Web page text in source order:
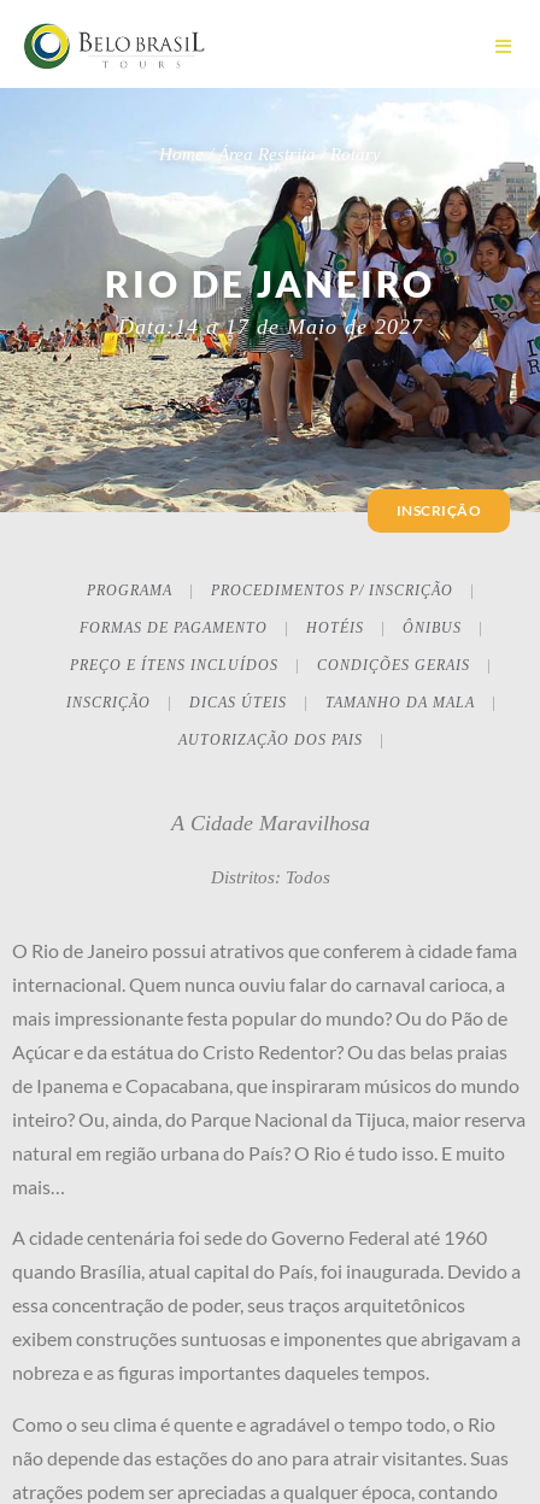
Home / Área Restrita / Rotary
RIO DE JANEIRO
Data:14 a 17 de Maio de 2027
INSCRIÇÃO
PROGRAMA PROCEDIMENTOS P/ INSCRIÇÃO
FORMAS DE PAGAMENTO HOTÉIS ÔNIBUS
PREÇO E ÍTENS INCLUÍDOS CONDIÇÕES GERAIS
INSCRIÇÃO DICAS ÚTEIS TAMANHO DA MALA
AUTORIZAÇÃO DOS PAIS
A Cidade Maravilhosa
Distritos: Todos
O Rio de Janeiro possui atrativos que conferem à cidade fama
internacional. Quem nunca ouviu falar do carnaval carioca, a
mais impressionante festa popular do mundo? Ou do Pão de
Açúcar e da estátua do Cristo Redentor? Ou das belas praias
de Ipanema e Copacabana, que inspiraram músicos do mundo
inteiro? Ou, ainda, do Parque Nacional da Tijuca, maior reserva
natural em região urbana do País? O Rio é tudo isso. E muito
mais…
A cidade centenária foi sede do Governo Federal até 1960
quando Brasília, atual capital do País, foi inaugurada. Devido a
essa concentração de poder, seus traços arquitetônicos
exibem construções suntuosas e imponentes que abrigavam a
nobreza e as figuras importantes daqueles tempos.
Como o seu clima é quente e agradável o tempo todo, o Rio
não depende das estações do ano para atrair visitantes. Suas
atrações podem ser apreciadas a qualquer época, contando